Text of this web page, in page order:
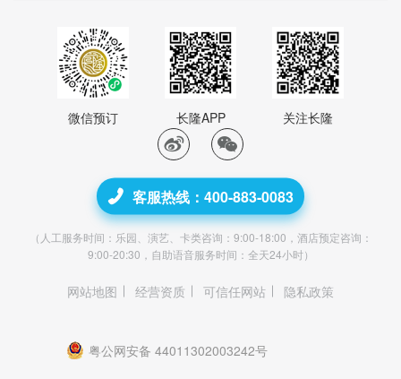
微信预订 长隆APP 关注长隆
客服热线：400-883-0083
（人工服务时间：乐园、演艺、卡类咨询：9:00-18:00，酒店预定咨询：
9:00-20:30，自助语音服务时间：全天24小时）
网站地图 经营资质 可信任网站 隐私政策
粤公网安备 44011302003242号